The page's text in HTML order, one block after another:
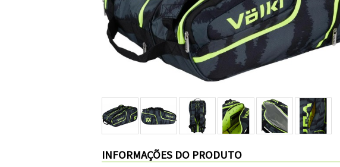
INFORMAÇÕES DO PRODUTO